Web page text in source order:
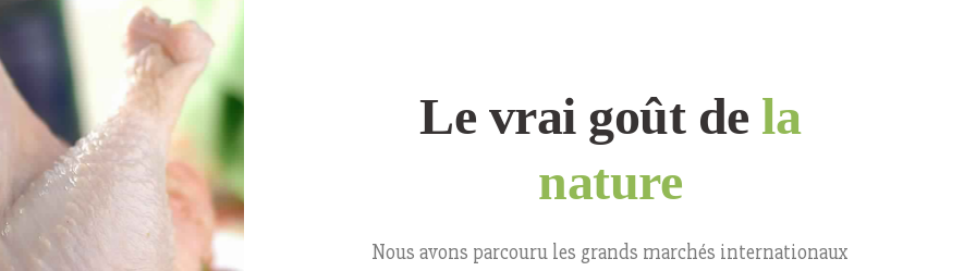
Le vrai goût de la
nature
Nous avons parcouru les grands marchés internationaux